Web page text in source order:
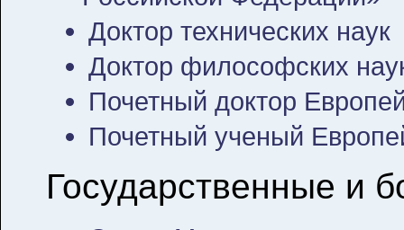
Доктор технических наук
Доктор философских
Почетный доктор
Почетный ученый
Государственные и